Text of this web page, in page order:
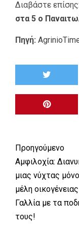
Διαβάστε επίσης:
στα 5 ο
Πηγή:
Προηγούμενο
Αμφιλοχία:
μιας νύχτας
μέλη
Γαλλία με τα
τους!